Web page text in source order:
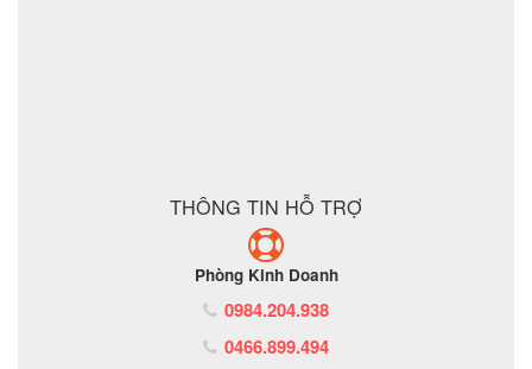
THÔNG TIN HỖ TRỢ
Phòng Kinh Doanh
0984.204.938
0466.899.494